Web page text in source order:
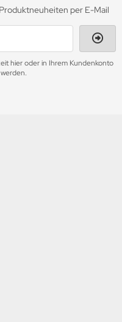
per E-Mail
hier oder in Ihrem Kundenkonto